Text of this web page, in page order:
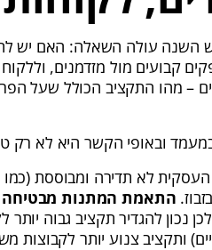
השנה עולה השאלה: האם יש
קבועים מול מזדמנים,
– מהו התקציב הכולל שעל
ובאופי הקשר היא לא רק
לא תדירה ומבוססת
התאמת המתנות
לכן נכון להגדיר תקציב גבוה
ותקציב צנוע יותר לקבוצות